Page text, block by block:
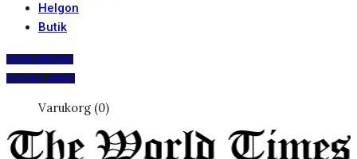
Helgon
Butik
PRENUMERERA
DIGITALT ARKIV
Varukorg (0)